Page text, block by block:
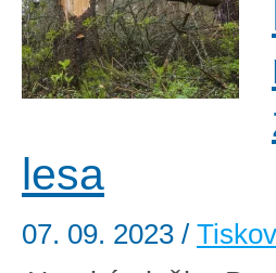
lesa
07. 09. 2023 /